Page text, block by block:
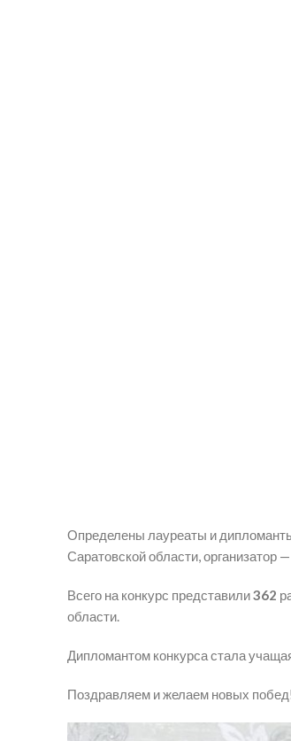
Определены лауреаты и дипломанты
Саратовской области, организатор
Всего на конкурс представили362
области.
Дипломантом конкурса стала
Поздравляем и желаем новых